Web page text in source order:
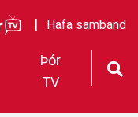
Þór
TV
ÞórTvHafa samband